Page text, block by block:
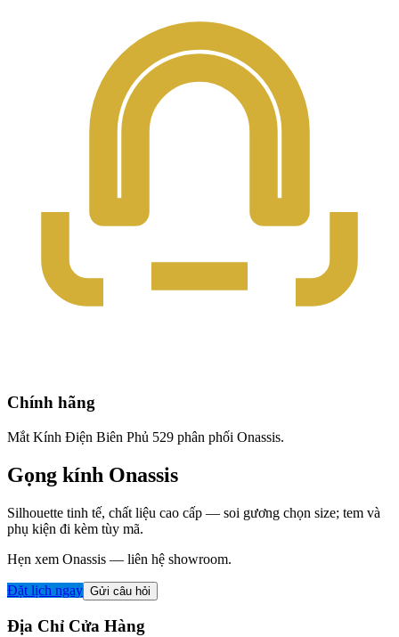
Chính hãng
Mắt Kính Điện Biên Phủ 529 phân phối Onassis.
Gọng kính Onassis
Silhouette tinh tế, chất liệu cao cấp — soi gương chọn size; tem và
phụ kiện đi kèm tùy mã.
Hẹn xem Onassis — liên hệ showroom.
Đặt lịch ngay Gửi câu hỏi
Địa Chỉ Cửa Hàng